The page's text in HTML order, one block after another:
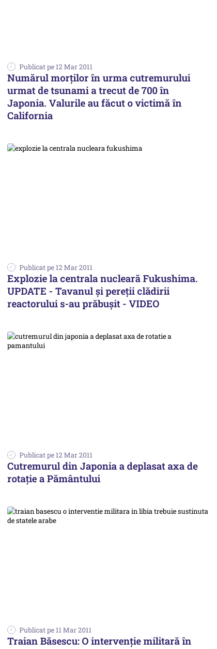
Publicat pe 12 Mar 2011
Numărul morților în urma cutremurului
urmat de tsunami a trecut de 700 în
Japonia. Valurile au făcut o victimă în
California
Publicat pe 12 Mar 2011
Explozie la centrala nucleară Fukushima.
UPDATE - Tavanul şi pereţii clădirii
reactorului s-au prăbuşit - VIDEO
Publicat pe 12 Mar 2011
Cutremurul din Japonia a deplasat axa de
rotaţie a Pământului
Publicat pe 11 Mar 2011
Traian Băsescu: O intervenţie militară în